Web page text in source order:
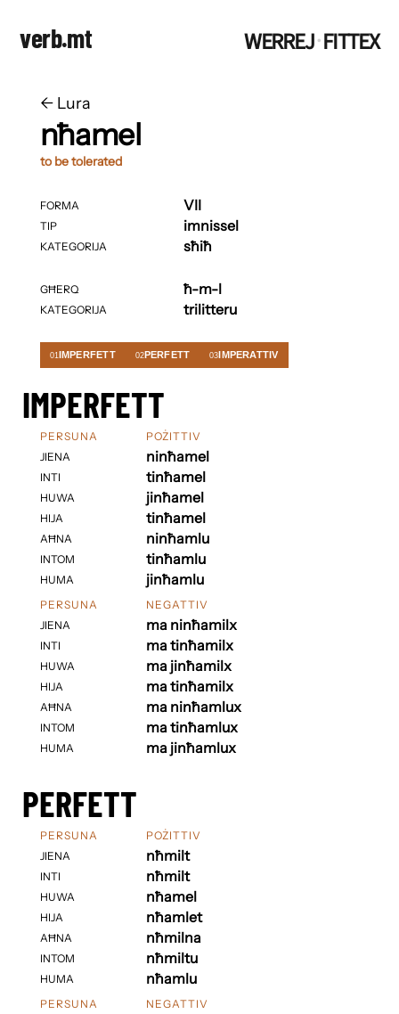
verb.mt WERREJ·FITTEX
← ​​Lura
nħamel
to be tolerated
FORMA
TIP
KATEGORIJA
GĦERQ
KATEGORIJA
VII
imnissel
sħiħ
ħ-m-l
trilitteru
01IMPERFETT 02PERFETT 03IMPERATTIV
IMPERFETT
PERSUNA
JIENA
INTI
HUWA
HIJA
AĦNA
INTOM
HUMA
POŻITTIV
ninħamel
tinħamel
jinħamel
tinħamel
ninħamlu
tinħamlu
jinħamlu
PERSUNA
JIENA
INTI
HUWA
HIJA
AĦNA
INTOM
HUMA
NEGATTIV
ma ninħamilx
ma tinħamilx
ma jinħamilx
ma tinħamilx
ma ninħamlux
ma tinħamlux
ma jinħamlux
PERFETT
PERSUNA
JIENA
INTI
HUWA
HIJA
AĦNA
INTOM
HUMA
POŻITTIV
nħmilt
nħmilt
nħamel
nħamlet
nħmilna
nħmiltu
nħamlu
PERSUNA
NEGATTIV